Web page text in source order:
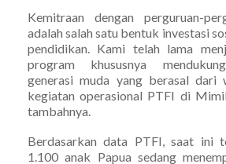
Kemitraan dengan perguruan-
adalah salah satu bentuk investasi
pendidikan. Kami telah lama
program khususnya
generasi muda yang berasal dari
kegiatan operasional PTFI di
tambahnya.
Berdasarkan data PTFI, saat ini
1.100 anak Papua sedang